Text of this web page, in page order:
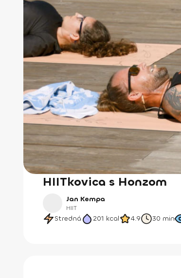
HIITkovica s Honzom
Jan Kempa
HIIT
Stredná 201 kcal 4.9 30 min